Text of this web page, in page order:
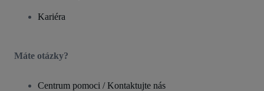
Kariéra
Máte otázky?
Centrum pomoci / Kontaktujte nás